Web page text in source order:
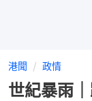
港聞 政情
世紀暴雨